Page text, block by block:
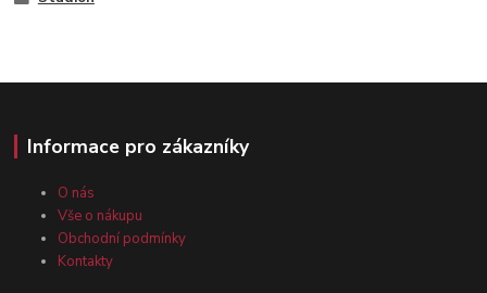
Informace pro zákazníky
O nás
Vše o nákupu
Obchodní podmínky
Kontakty